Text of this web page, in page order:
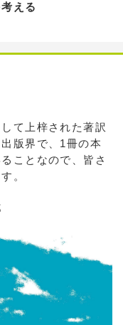
える
て上梓された著訳
版界で、1冊の本
ことなので、皆さ
。